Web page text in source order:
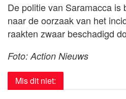
De politie van Saramacca is
naar de oorzaak van het
raakten zwaar beschadigd
Foto: Action Nieuws
Mis dit niet: